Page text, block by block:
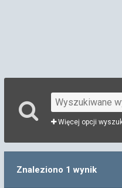
Więcej opcji
Znaleziono 1 wynik